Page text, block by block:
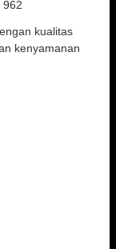
962
kualitas
kenyamanan